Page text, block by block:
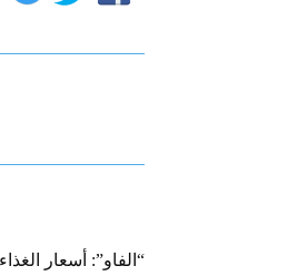
“الفاو”: أسعار